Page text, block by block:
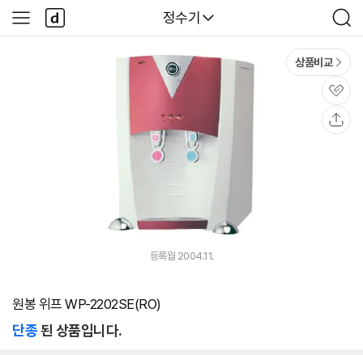
다나와
정수기
검
색
사
이
다
나
와
상품비교
관
심
등록월 2004.11.
원봉 위프 WP-2202SE(RO)
단종된 상품입니다.